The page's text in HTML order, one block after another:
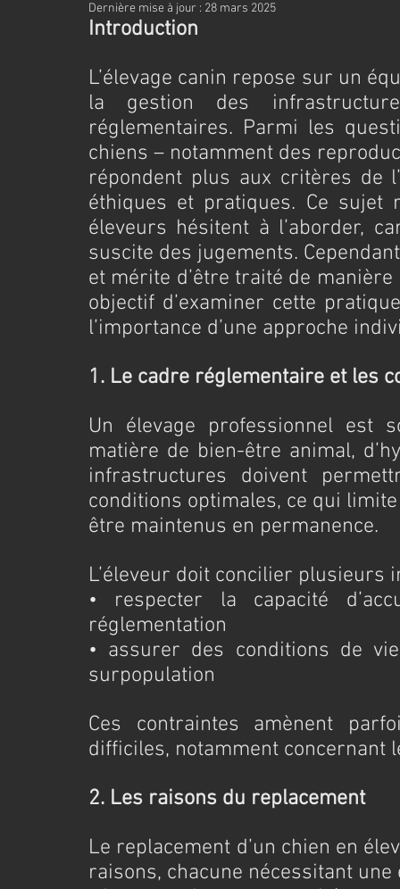
Dernière mise à jour : 28 mars 2025
Introduction
L’élevage canin repose sur un
la gestion des
réglementaires. Parmi les
chiens – notamment des
répondent plus aux critères de
éthiques et pratiques. Ce sujet
éleveurs hésitent à l’aborder,
suscite des jugements.
et mérite d’être traité de
objectif d’examiner cette
l’importance d’une approche
1. Le cadre réglementaire et les
Un élevage professionnel est
matière de bien-être animal,
infrastructures doivent
conditions optimales, ce qui
être maintenus en permanence.
L’éleveur doit concilier plusieurs
• respecter la capacité
réglementation
• assurer des conditions de
surpopulation
Ces contraintes amènent
difficiles, notamment concernant
2. Les raisons du replacement
Le replacement d’un chien en
raisons, chacune nécessitant